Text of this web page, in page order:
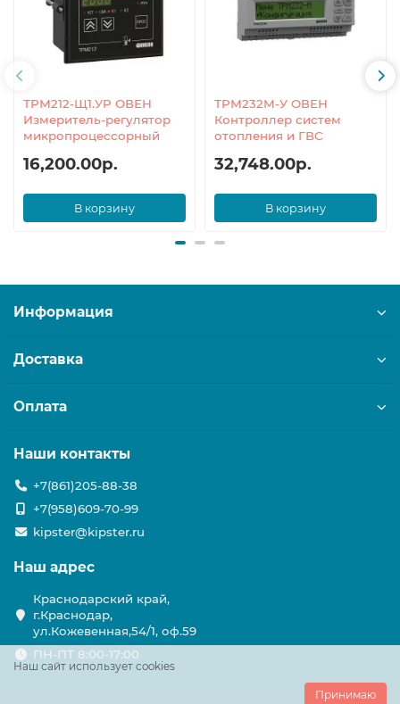
ТРМ212-Щ1.УР ОВЕН
Измеритель-регулятор
микропроцессорный
16,200.00р.
В корзину
ТРМ232М-У ОВЕН
Контроллер систем
отопления и ГВС
32,748.00р.
В корзину
Наш сайт использует cookies
Принимаю
Информация
Доставка
Оплата
Наши контакты
+7(861)205-88-38
+7(958)609-70-99
kipster@kipster.ru
Наш адрес
Краснодарский край,
г.Краснодар,
ул.Кожевенная,54/1, оф.59
ПН-ПТ 8:00-17:00